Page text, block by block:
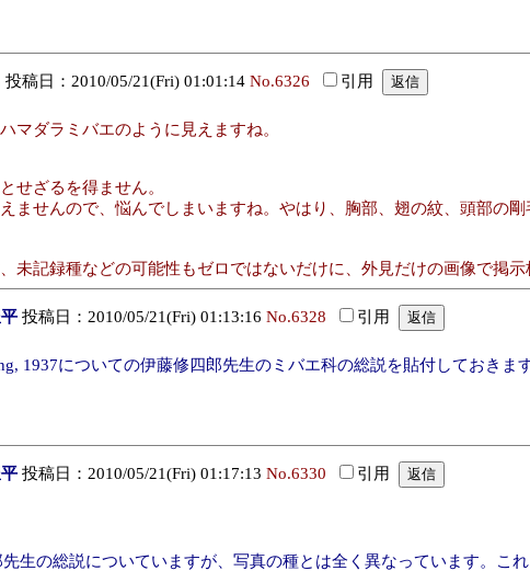
投稿日：2010/05/21(Fri) 01:01:14 No.6326 引用
マダラミバエのように見えますね。
せざるを得ません。
ませんので、悩んでしまいますね。やはり、胸部、翅の紋、頭部の
未記録種などの可能性もゼロではないだけに、外見だけの画像で掲示
投稿日：2010/05/21(Fri) 01:13:16 No.6328 引用
1937についての伊藤修四郎先生のミバエ科の総説を貼付しておき
投稿日：2010/05/21(Fri) 01:17:13 No.6330 引用
生の総説についていますが、写真の種とは全く異なっています。こ